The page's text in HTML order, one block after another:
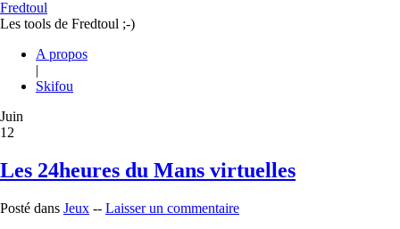
Fredtoul
Les tools de Fredtoul ;-)
A propos
|
Skifou
Juin
12
Les 24heures du Mans virtuelles
Posté dans Jeux -- Laisser un commentaire